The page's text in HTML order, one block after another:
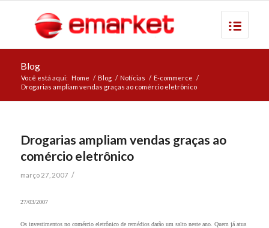
Blog
Você está aqui: Home / Blog / Notícias / E-commerce /
Drogarias ampliam vendas graças ao comércio eletrônico
Drogarias ampliam vendas graças ao
comércio eletrônico
março 27, 2007 /
27/03/2007
Os investimentos no comércio eletrônico de remédios darão um salto neste ano. Quem já atua